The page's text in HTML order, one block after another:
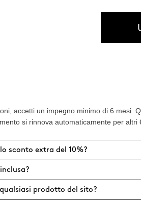
accetti un impegno minimo di 6 mesi.
si rinnova automaticamente per
sconto extra del 10%?
qualsiasi prodotto del sito?